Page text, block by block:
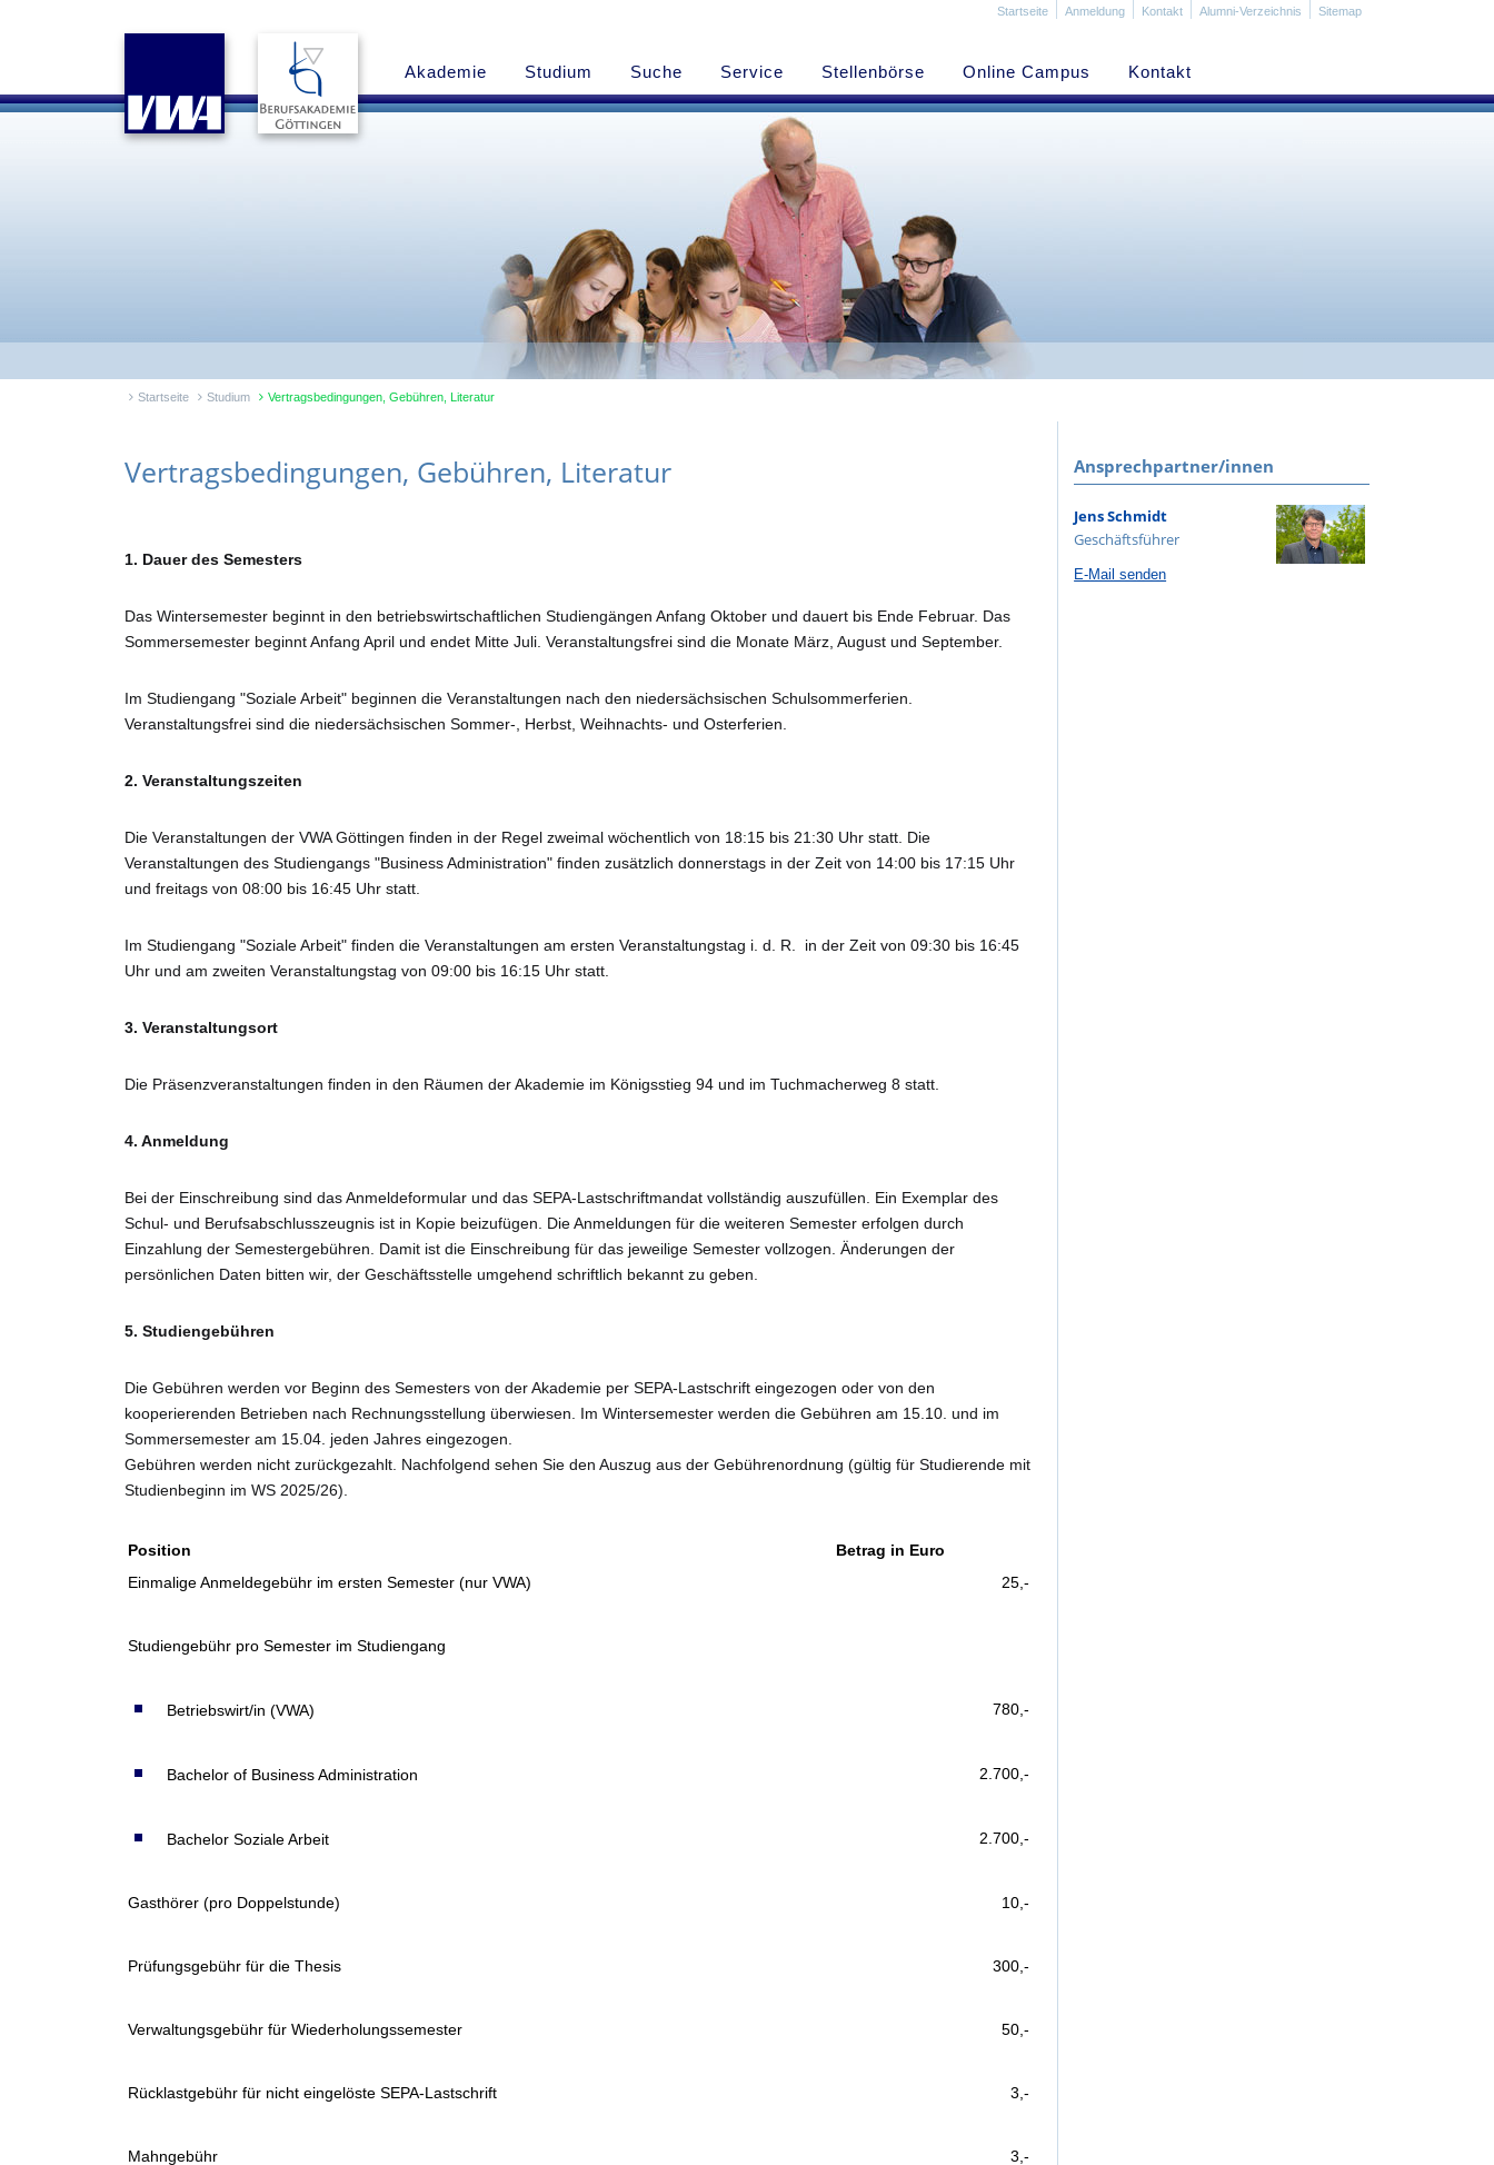
Startseite Anmeldung Kontakt Alumni-Verzeichnis Sitemap
Akademie Studium Suche Service Stellenbörse Online Campus Kontakt
Startseite Studium Vertragsbedingungen, Gebühren, Literatur
Vertragsbedingungen, Gebühren, Literatur
1. Dauer des Semesters
Das Wintersemester beginnt in den betriebswirtschaftlichen Studiengängen Anfang Oktober und dauert bis Ende Februar. Das
Sommersemester beginnt Anfang April und endet Mitte Juli. Veranstaltungsfrei sind die Monate März, August und September.
Im Studiengang "Soziale Arbeit" beginnen die Veranstaltungen nach den niedersächsischen Schulsommerferien.
Veranstaltungsfrei sind die niedersächsischen Sommer-, Herbst, Weihnachts- und Osterferien.
2. Veranstaltungszeiten
Die Veranstaltungen der VWA Göttingen finden in der Regel zweimal wöchentlich von 18:15 bis 21:30 Uhr statt. Die
Veranstaltungen des Studiengangs "Business Administration" finden zusätzlich donnerstags in der Zeit von 14:00 bis 17:15 Uhr
und freitags von 08:00 bis 16:45 Uhr statt.
Im Studiengang "Soziale Arbeit" finden die Veranstaltungen am ersten Veranstaltungstag i. d. R. in der Zeit von 09:30 bis 16:45
Uhr und am zweiten Veranstaltungstag von 09:00 bis 16:15 Uhr statt.
3. Veranstaltungsort
Die Präsenzveranstaltungen finden in den Räumen der Akademie im Königsstieg 94 und im Tuchmacherweg 8 statt.
4. Anmeldung
Bei der Einschreibung sind das Anmeldeformular und dasSEPA-Lastschriftmandat vollständig auszufüllen. Ein Exemplar des
Schul- und Berufsabschlusszeugnis ist in Kopie beizufügen. Die Anmeldungen für die weiteren Semester erfolgen durch
Einzahlung der Semestergebühren. Damit ist die Einschreibung für das jeweilige Semester vollzogen. Änderungen der
persönlichen Daten bitten wir, der Geschäftsstelle umgehend schriftlich bekannt zu geben.
5. Studiengebühren
Die Gebühren werden vor Beginn des Semesters von der Akademie per SEPA-Lastschrift eingezogen oder von den
kooperierenden Betrieben nach Rechnungsstellung überwiesen. Im Wintersemester werden die Gebühren am 15.10. und im
Sommersemester am 15.04. jeden Jahres eingezogen.
Gebühren werden nicht zurückgezahlt. Nachfolgend sehen Sie den Auszug aus der Gebührenordnung (gültig für Studierende mit
Studienbeginn im WS 2025/26).
Position
Betrag in Euro
Einmalige Anmeldegebühr im ersten Semester (nur VWA)
25,-
Studiengebühr pro Semester im Studiengang
Betriebswirt/in (VWA) 780,-
Bachelor of Business Administration 2.700,-
Bachelor Soziale Arbeit 2.700,-
Gasthörer (pro Doppelstunde) 10,-
Prüfungsgebühr für die Thesis 300,-
Verwaltungsgebühr für Wiederholungssemester 50,-
Rücklastgebühr für nicht eingelöste SEPA-Lastschrift 3,-
Mahngebühr 3,-
Ansprechpartner/innen
Jens Schmidt
Geschäftsführer
E-Mail senden